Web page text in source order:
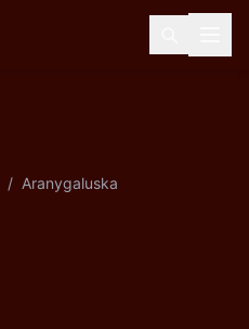
/ Aranygaluska